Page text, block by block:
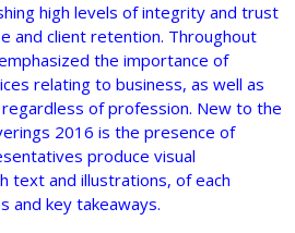
high levels of integrity and trust
and client retention. Throughout
the importance of
relating to business, as well as
of profession. New to the
2016 is the presence of
produce visual
text and illustrations, of each
and key takeaways.